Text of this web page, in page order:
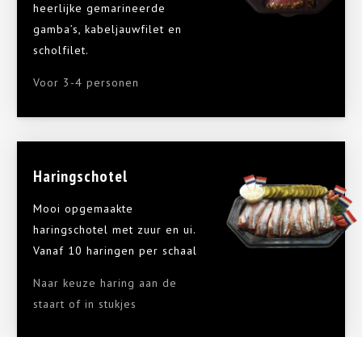
heerlijke gemarineerde
gamba’s, kabeljauwfilet en
scholfilet.
Voor 3-4 personen
Haringschotel
Mooi opgemaakte
haringschotel met zuur en ui.
Vanaf 10 haringen per schaal
Naar keuze haring aan de
staart of in stukjes